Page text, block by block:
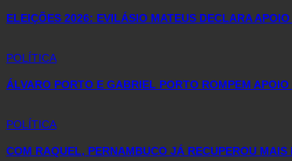
ELEIÇÕES 2026: EVILÁSIO MATEUS DECLARA
POLÍTICA
ÁLVARO PORTO E GABRIEL PORTO ROMPEM
POLÍTICA
COM RAQUEL, PERNAMBUCO JÁ RECUPEROU